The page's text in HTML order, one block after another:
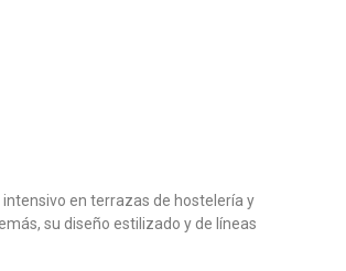
intensivo en terrazas de hostelería y
su diseño estilizado y de líneas